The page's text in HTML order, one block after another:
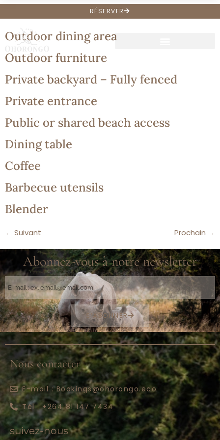
RÉSERVER
Amenities
Outdoor dining area
Outdoor furniture
Private backyard – Fully fenced
Private entrance
Public or shared beach access
Dining table
Coffee
Barbecue utensils
Blender
← Suivant Prochain →
Abonnez-vous à notre newsletter
S’ABONNER
Nous contacter
E-mail : Bookings@ohorongo.eco
Tél : +264 81 147 7434
suivez-nous